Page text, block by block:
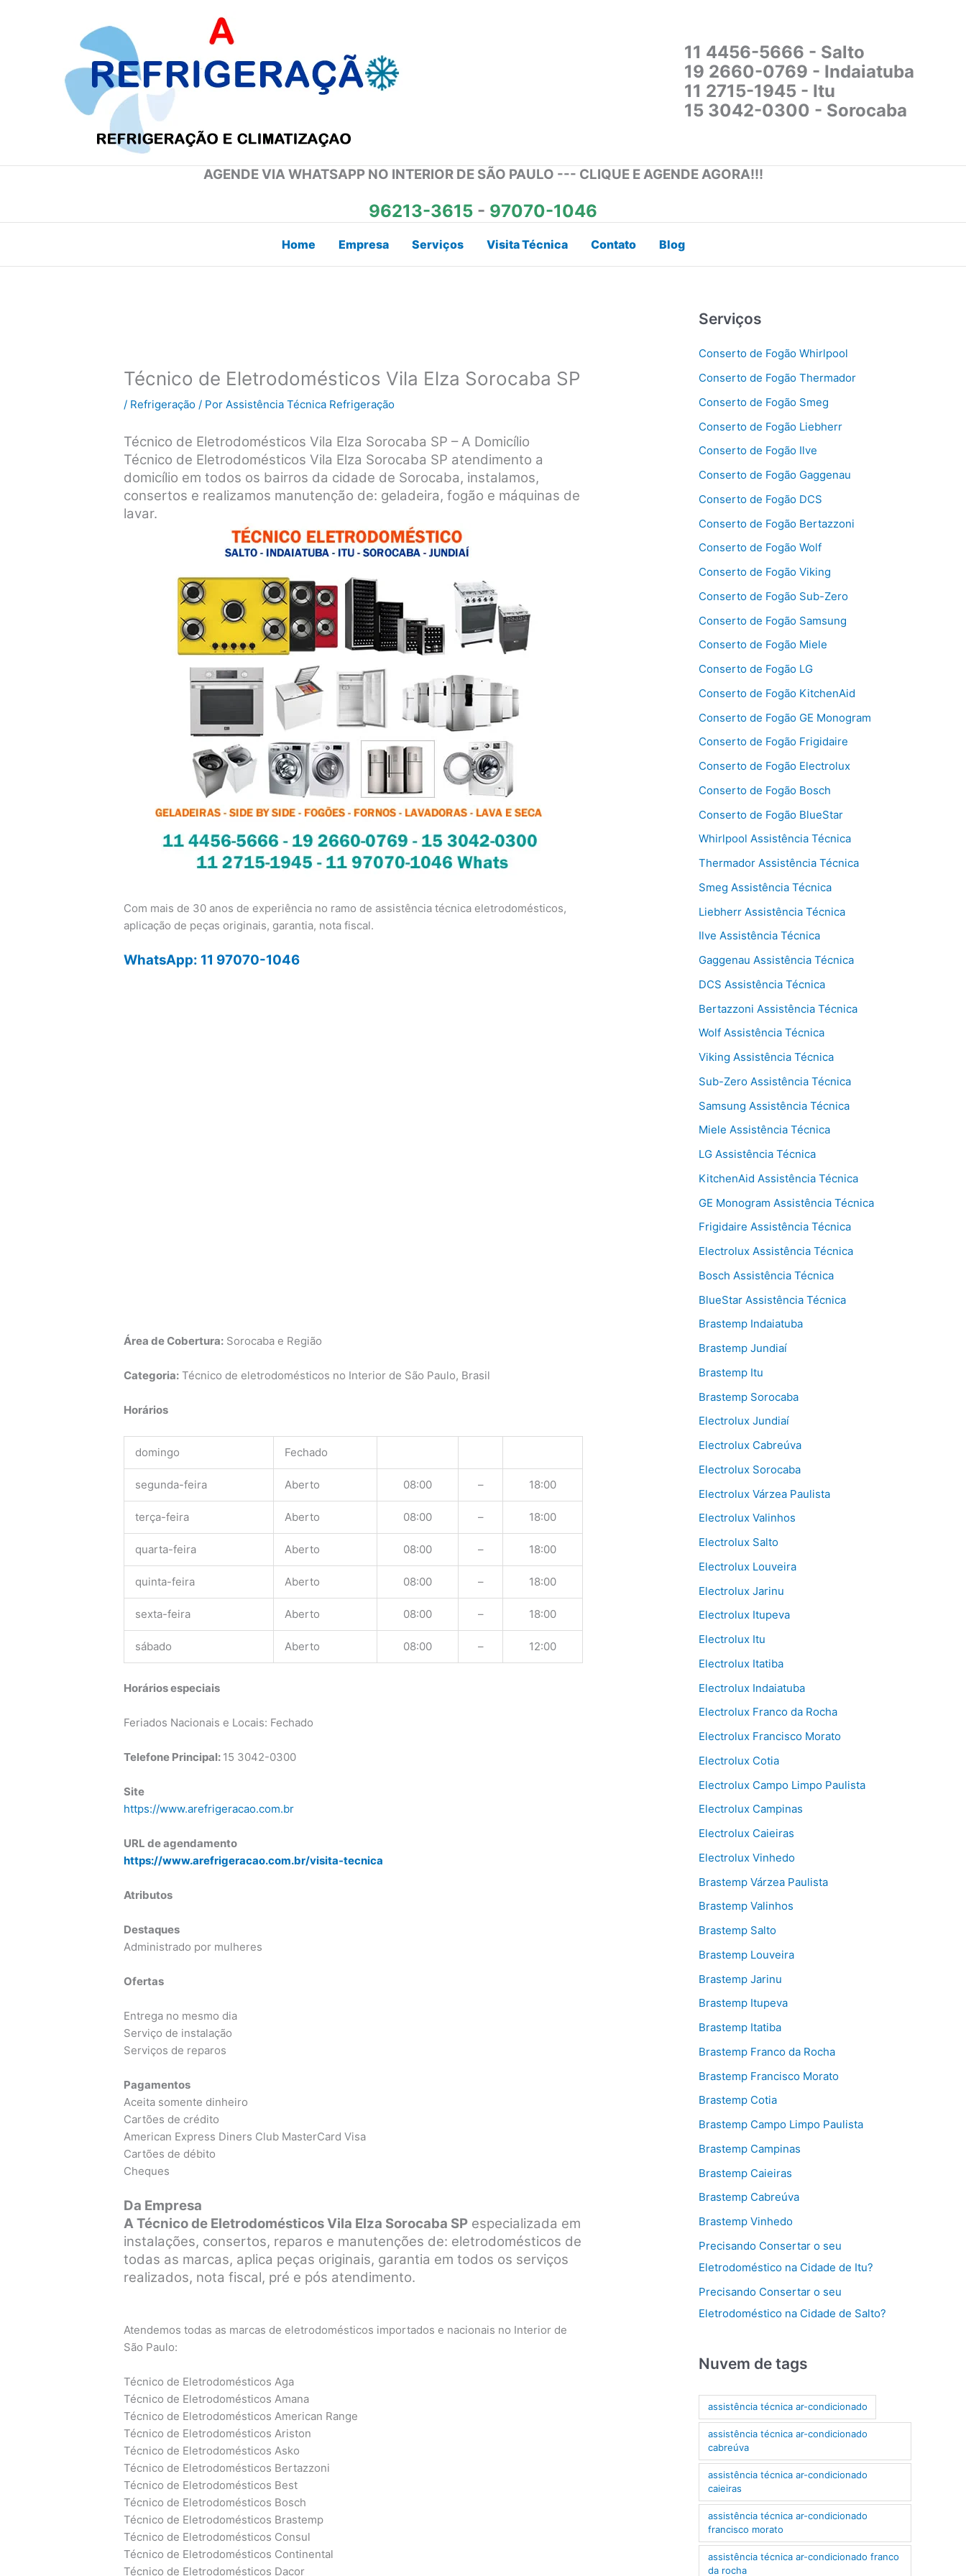
11 4456-5666 - Salto
19 2660-0769 - Indaiatuba
11 2715-1945 - Itu
15 3042-0300 - Sorocaba
AGENDE VIA WHATSAPP NO INTERIOR DE SÃO PAULO --- CLIQUE E AGENDE AGORA!!!
96213-3615 - 97070-1046
Home Empresa Serviços Visita Técnica Contato Blog
Técnico de Eletrodomésticos Vila Elza Sorocaba SP
/ Refrigeração / PorAssistência Técnica Refrigeração
Técnico de Eletrodomésticos Vila Elza Sorocaba SP – A Domicílio
Técnico de Eletrodomésticos Vila Elza Sorocaba SP atendimento a
domicílio em todos os bairros da cidade de Sorocaba, instalamos,
consertos e realizamos manutenção de: geladeira, fogão e máquinas de
lavar.
Com mais de 30 anos de experiência no ramo de assistência técnica eletrodomésticos,
aplicação de peças originais, garantia, nota fiscal.
WhatsApp: 11 97070-1046
Área de Cobertura: Sorocaba e Região
Categoria: Técnico de eletrodomésticos no Interior de São Paulo, Brasil
Horários
domingo Fechado
segunda-feira Aberto 08:00 – 18:00
terça-feira Aberto 08:00 – 18:00
quarta-feira Aberto 08:00 – 18:00
quinta-feira Aberto 08:00 – 18:00
sexta-feira Aberto 08:00 – 18:00
sábado Aberto 08:00 – 12:00
Horários especiais
Feriados Nacionais e Locais: Fechado
Telefone Principal: 15 3042-0300
Site
https://www.arefrigeracao.com.br
URL de agendamento
https://www.arefrigeracao.com.br/visita-tecnica
Atributos
Destaques
Administrado por mulheres
Ofertas
Entrega no mesmo dia
Serviço de instalação
Serviços de reparos
Pagamentos
Aceita somente dinheiro
Cartões de crédito
American Express Diners Club MasterCard Visa
Cartões de débito
Cheques
Da Empresa
A Técnico de Eletrodomésticos Vila Elza Sorocaba SP especializada em
instalações, consertos, reparos e manutenções de: eletrodomésticos de
todas as marcas, aplica peças originais, garantia em todos os serviços
realizados, nota fiscal, pré e pós atendimento.
Atendemos todas as marcas de eletrodomésticos importados e nacionais no Interior de
São Paulo:
Técnico de Eletrodomésticos Aga
Técnico de Eletrodomésticos Amana
Técnico de Eletrodomésticos American Range
Técnico de Eletrodomésticos Ariston
Técnico de Eletrodomésticos Asko
Técnico de Eletrodomésticos Bertazzoni
Técnico de Eletrodomésticos Best
Técnico de Eletrodomésticos Bosch
Técnico de Eletrodomésticos Brastemp
Técnico de Eletrodomésticos Consul
Técnico de Eletrodomésticos Continental
Técnico de Eletrodomésticos Dacor
Serviços
Conserto de Fogão Whirlpool
Conserto de Fogão Thermador
Conserto de Fogão Smeg
Conserto de Fogão Liebherr
Conserto de Fogão Ilve
Conserto de Fogão Gaggenau
Conserto de Fogão DCS
Conserto de Fogão Bertazzoni
Conserto de Fogão Wolf
Conserto de Fogão Viking
Conserto de Fogão Sub-Zero
Conserto de Fogão Samsung
Conserto de Fogão Miele
Conserto de Fogão LG
Conserto de Fogão KitchenAid
Conserto de Fogão GE Monogram
Conserto de Fogão Frigidaire
Conserto de Fogão Electrolux
Conserto de Fogão Bosch
Conserto de Fogão BlueStar
Whirlpool Assistência Técnica
Thermador Assistência Técnica
Smeg Assistência Técnica
Liebherr Assistência Técnica
Ilve Assistência Técnica
Gaggenau Assistência Técnica
DCS Assistência Técnica
Bertazzoni Assistência Técnica
Wolf Assistência Técnica
Viking Assistência Técnica
Sub-Zero Assistência Técnica
Samsung Assistência Técnica
Miele Assistência Técnica
LG Assistência Técnica
KitchenAid Assistência Técnica
GE Monogram Assistência Técnica
Frigidaire Assistência Técnica
Electrolux Assistência Técnica
Bosch Assistência Técnica
BlueStar Assistência Técnica
Brastemp Indaiatuba
Brastemp Jundiaí
Brastemp Itu
Brastemp Sorocaba
Electrolux Jundiaí
Electrolux Cabreúva
Electrolux Sorocaba
Electrolux Várzea Paulista
Electrolux Valinhos
Electrolux Salto
Electrolux Louveira
Electrolux Jarinu
Electrolux Itupeva
Electrolux Itu
Electrolux Itatiba
Electrolux Indaiatuba
Electrolux Franco da Rocha
Electrolux Francisco Morato
Electrolux Cotia
Electrolux Campo Limpo Paulista
Electrolux Campinas
Electrolux Caieiras
Electrolux Vinhedo
Brastemp Várzea Paulista
Brastemp Valinhos
Brastemp Salto
Brastemp Louveira
Brastemp Jarinu
Brastemp Itupeva
Brastemp Itatiba
Brastemp Franco da Rocha
Brastemp Francisco Morato
Brastemp Cotia
Brastemp Campo Limpo Paulista
Brastemp Campinas
Brastemp Caieiras
Brastemp Cabreúva
Brastemp Vinhedo
Precisando Consertar o seu
Eletrodoméstico na Cidade de Itu?
Precisando Consertar o seu
Eletrodoméstico na Cidade de Salto?
Nuvem de tags
assistência técnica ar-condicionado
assistência técnica ar-condicionado
cabreúva
assistência técnica ar-condicionado
caieiras
assistência técnica ar-condicionado
francisco morato
assistência técnica ar-condicionado franco
da rocha